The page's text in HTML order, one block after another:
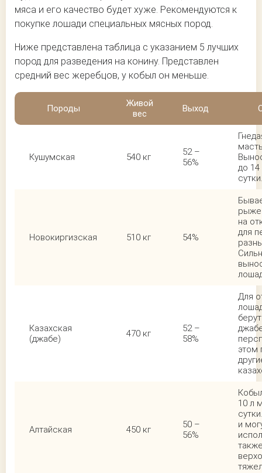
мяса и его качество будет хуже. Рекомендуются к
покупке лошади специальных мясных пород.
Ниже представлена таблица с указанием 5 лучших
пород для разведения на конину. Представлен
средний вес жеребцов, у кобыл он меньше.
Породы
Живой
вес
Выход
Кушумская 540 кг
52 –
56%
до
Новокиргизская 510 кг 54%
на
для
Казахская
(джабе)
470 кг
52 –
58%
Для
этом
Алтайская 450 кг
50 –
56%
10 л
и